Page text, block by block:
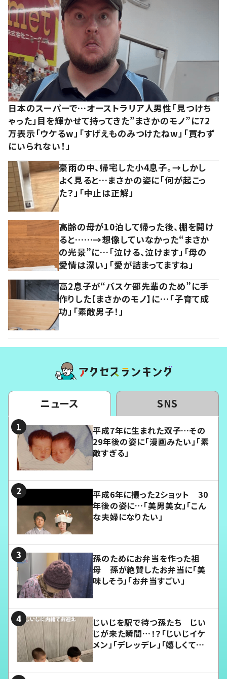
日本のスーパーで…オーストラリア人男性「見つけち
ゃった」目を輝かせて持ってきた”まさかのモノ”に72
万表示「ウケるw」「すげえものみつけたねw」「買わず
にいられない！」
豪雨の中、帰宅した小4息子。→しかし
よく見ると…まさかの姿に「何が起こっ
た？」「中止は正解」
高齢の母が10泊して帰った後、棚を開け
ると……→想像していなかった“まさか
の光景”に…「泣ける、泣けます」「母の
愛情は深い」「愛が詰まってますね」
高2息子が“バスケ部先輩のため”に手
作りした【まさかのモノ】に…「子育て成
功」「素敵男子！」
ニュース SNS
平成7年に生まれた双子…その
29年後の姿に「漫画みたい」「素
敵すぎる」
平成6年に撮った2ショット 30
年後の姿に…「美男美女」「こん
な夫婦になりたい」
孫のためにお弁当を作った祖
母 孫が絶賛したお弁当に「美
味しそう」「お弁当すごい」
じいじを駅で待つ孫たち じい
じが来た瞬間…！？「じいじイケ
メン」「デレッデレ」「嬉しくて可